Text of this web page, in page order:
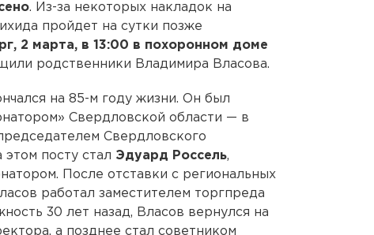
. Из-за некоторых накладок на
пройдет на сутки позже
2 марта, в 13:00 в похоронном доме
родственники Владимира Власова.
на 85-м году жизни. Он был
Свердловской области — в
Свердловского
посту стал Эдуард Россель,
После отставки с региональных
работал заместителем торгпреда
30 лет назад, Власов вернулся на
а позднее стал советником